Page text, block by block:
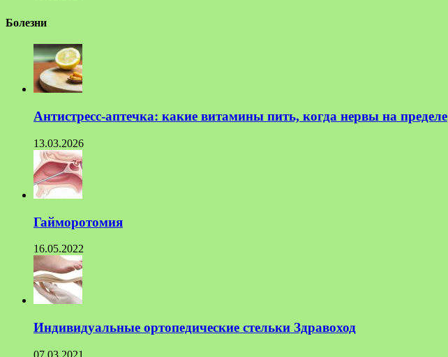
Болезни
Антистресс-аптечка: какие витамины пить, когда нервы на пределе
13.03.2026
Гайморотомия
16.05.2022
Индивидуальные ортопедические стельки Здравоход
07.03.2021